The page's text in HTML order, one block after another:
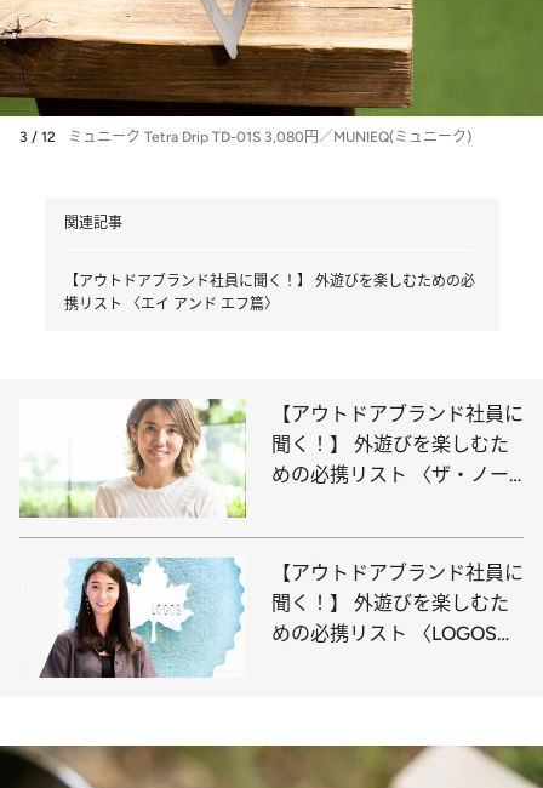
3 / 12 ミュニーク Tetra Drip TD-01S 3,080円／MUNIEQ(ミュニーク)
関連記事
【アウトドアブランド社員に聞く！】 外遊びを楽しむための必
携リスト 〈エイ アンド エフ篇〉
【アウトドアブランド社員に
聞く！】 外遊びを楽しむた
めの必携リスト 〈ザ・ノー
【アウトドアブランド社員に
聞く！】 外遊びを楽しむた
めの必携リスト 〈LOGOS